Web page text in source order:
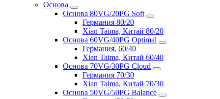
Основа
Основа 80VG/20PG Soft
Германия 80/20
Xian Taima, Китай 80/20
Основа 60VG/40PG Optimal
Германия, 60/40
Xian Taima, Китай 60/40
Основа 70VG/30PG Cloud
Германия 70/30
Xian Taima, Китай 70/30
Основа 50VG/50PG Balance